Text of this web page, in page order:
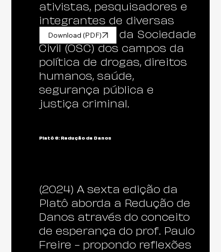
ativistas, pesquisadores e
integrantes de diversas
Organizações da Sociedade
Civil (OSC) dos campos da
política de drogas, direitos
humanos, saúde,
segurança pública e
justiça criminal.
Download (PDF)
Platô 6: Redução de Danos
(2024) A sexta edição da
Platô aborda a Redução de
Danos através do conceito
de esperança do prof. Paulo
Freire - propondo reflexões